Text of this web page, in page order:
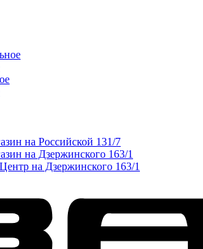
на Российской 131/7
на Дзержинского 163/1
на Дзержинского 163/1